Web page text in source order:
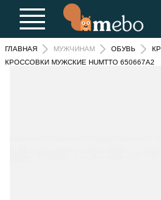
ГЛАВНАЯ МУЖЧИНАМ ОБУВЬ
КРОССОВКИ МУЖСКИЕ HUMTTO 650667A2